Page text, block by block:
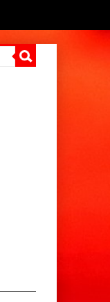
la gratuité de son